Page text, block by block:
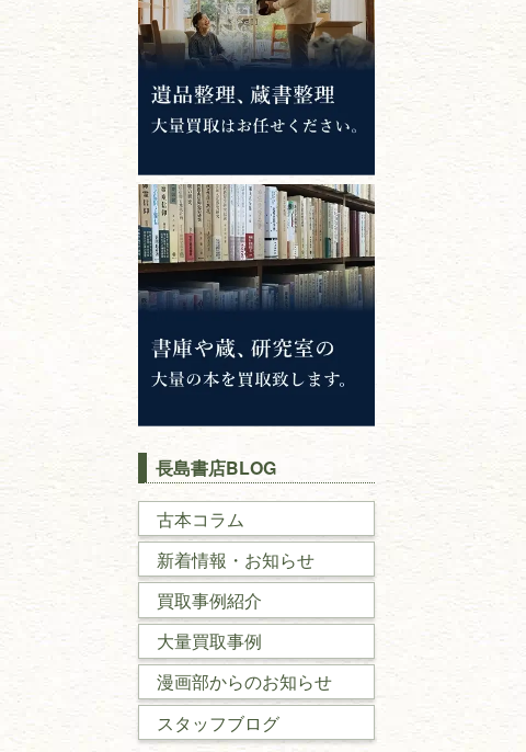
長島書店BLOG
古本コラム
新着情報・お知らせ
買取事例紹介
大量買取事例
漫画部からのお知らせ
スタッフブログ